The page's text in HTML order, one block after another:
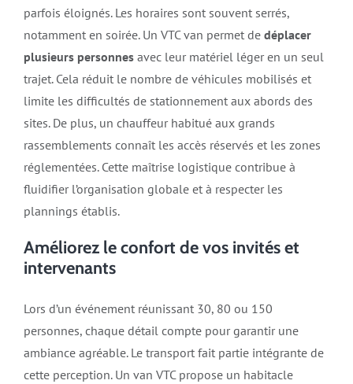
parfois éloignés. Les horaires sont souvent serrés,
notamment en soirée. Un VTC van permet de déplacer
plusieurs personnes avec leur matériel léger en un seul
trajet. Cela réduit le nombre de véhicules mobilisés et
limite les difficultés de stationnement aux abords des
sites. De plus, un chauffeur habitué aux grands
rassemblements connaît les accès réservés et les zones
réglementées. Cette maîtrise logistique contribue à
fluidifier l’organisation globale et à respecter les
plannings établis.
Améliorez le confort de vos invités et
intervenants
Lors d’un événement réunissant 30, 80 ou 150
personnes, chaque détail compte pour garantir une
ambiance agréable. Le transport fait partie intégrante de
cette perception. Un van VTC propose un habitacle